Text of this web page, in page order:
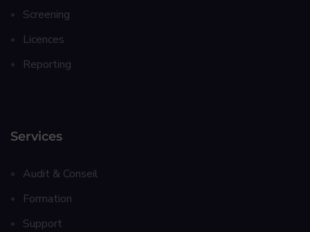
Screening
Licences
Reporting
Services
Audit & Conseil
Formation
Support